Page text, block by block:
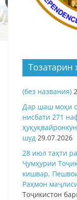
Тозатарин
(без названия)
Дар шаш моҳи
нисбати 271
шуд 29.07.2026
28 июл таҳти
Ҷумҳурии
кишвар,
Раҳмон
Тоҷикистон